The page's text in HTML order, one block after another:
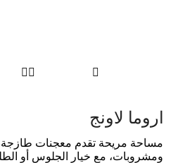

 
اروما لاونج
مساحة مريحة تقدم معجنات
ومشروبات، مع خيار الجلوس أو